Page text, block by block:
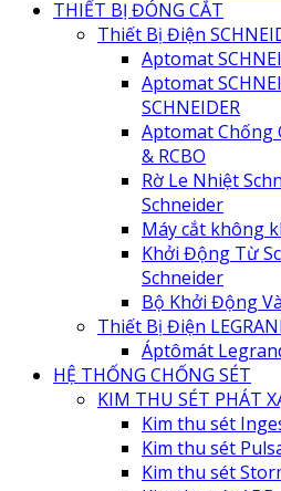
THIẾT BỊ ĐÓNG CẮT
Thiết Bị Điện
Aptomat
Aptomat
SCHNEIDER
Aptomat Chống
& RCBO
Rờ Le Nhiệt
Schneider
Máy cắt không
Khởi Động Từ
Schneider
Bộ Khởi Động
Thiết Bị Điện
Áptômát
HỆ THỐNG CHỐNG SÉT
KIM THU SÉT PHÁT
Kim thu sét
Kim thu sét
Kim thu sét